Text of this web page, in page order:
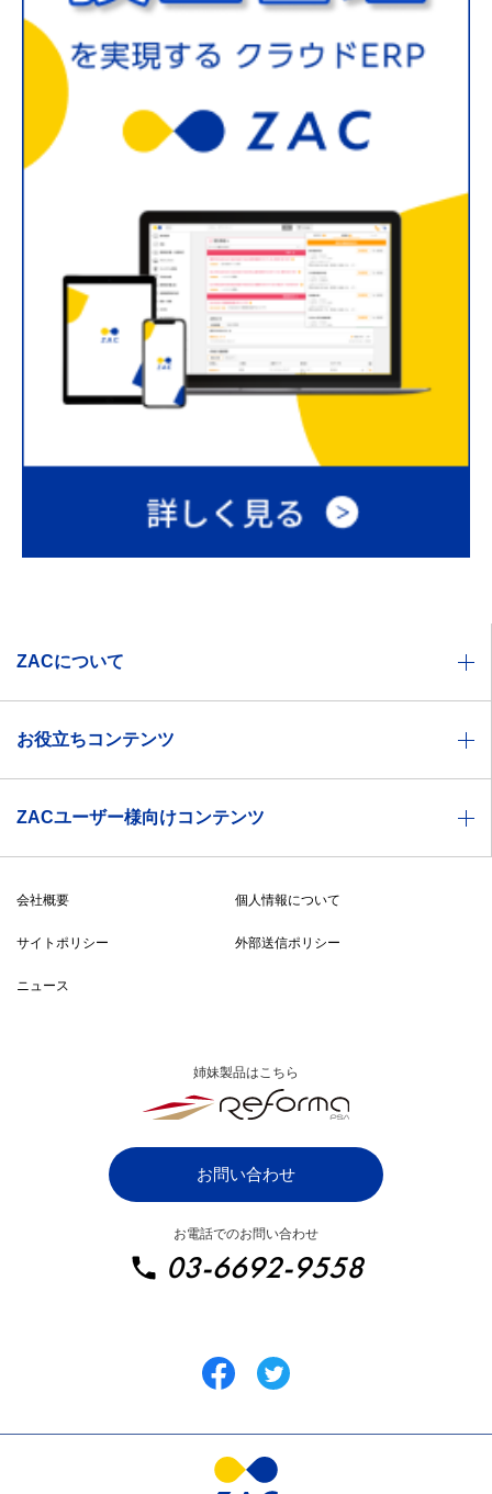
ZACについて
業種別ソリューション一覧
価格体系
製品特徴
導入事例
導入までの流れ
ZAC・Reforma PSA比較表
ZAC パートナープログラム
IT・システム開発業向け
SaaS・ソフトウェア業向け
イベント・ディスプレイ業向け
広告制作・クリエイティブ業向け
インターネット広告業向け
お役立ちコンテンツ
お役立ち資料
ZACBLOG
無料メルマガ登録
ZACユーザー様向けコンテンツ
会社概要 個人情報について
サイトポリシー 外部送信ポリシー
ニュース
姉妹製品はこちら
お問い合わせ
お電話でのお問い合わせ
03-6692-9558